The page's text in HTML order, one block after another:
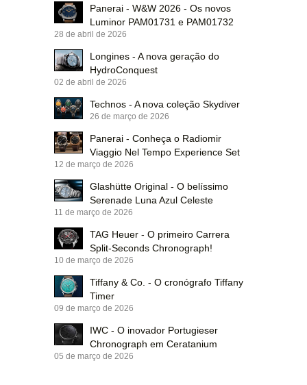
Panerai - W&W 2026 - Os novos
Luminor PAM01731 e PAM01732
28 de abril de 2026
Longines - A nova geração do
HydroConquest
02 de abril de 2026
Technos - A nova coleção Skydiver
26 de março de 2026
Panerai - Conheça o Radiomir
Viaggio Nel Tempo Experience Set
12 de março de 2026
Glashütte Original - O belíssimo
Serenade Luna Azul Celeste
11 de março de 2026
TAG Heuer - O primeiro Carrera
Split-Seconds Chronograph!
10 de março de 2026
Tiffany & Co. - O cronógrafo Tiffany
Timer
09 de março de 2026
IWC - O inovador Portugieser
Chronograph em Ceratanium
05 de março de 2026